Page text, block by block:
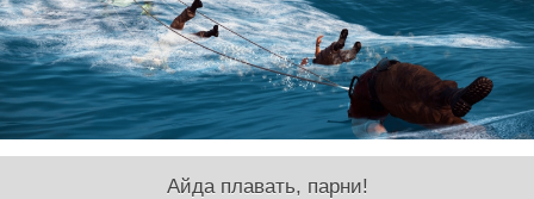
Айда плавать, парни!